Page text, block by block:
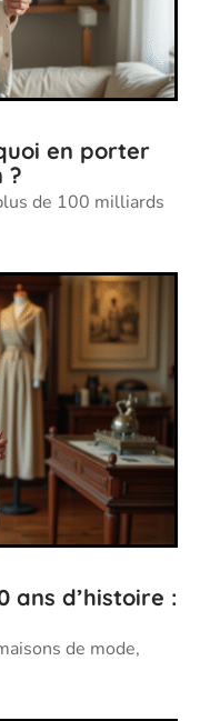
en porter
?
de 100 milliards
ans d’histoire :
de mode,